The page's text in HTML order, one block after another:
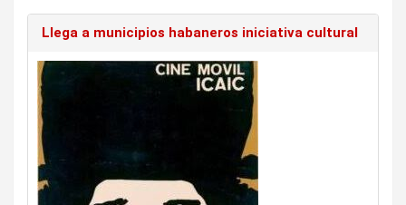
Llega a municipios habaneros iniciativa cultural